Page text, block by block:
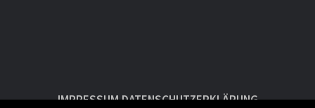
IMPRESSUMDATENSCHUTZERKLÄRUNG